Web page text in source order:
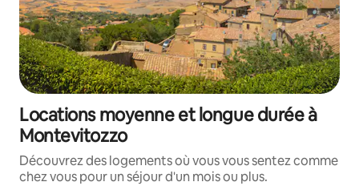
Locations moyenne et longue durée à
Montevitozzo
Découvrez des logements où vous vous sentez comme
chez vous pour un séjour d'un mois ou plus.